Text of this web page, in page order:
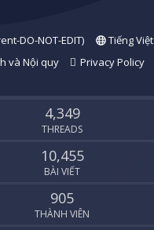
DO-NOT-EDIT)
Tiếng Việt
và Nội quy Privacy Policy
4,349
THREADS
10,455
BÀI VIẾT
905
THÀNH VIÊN